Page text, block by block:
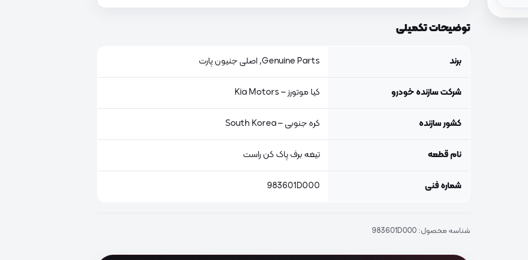
توضیحات تکمیلی
برند Genuine Parts, اصلی جنیون پارت
شرکت سازنده خودرو کیا موتورز – Kia Motors
کشور سازنده کره جنوبی – South Korea
نام قطعه تیغه برف پاک کن راست
شماره فنی 983601D000
شناسه محصول:983601D000